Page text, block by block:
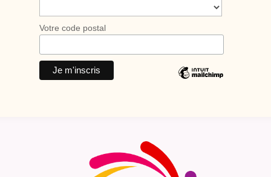
Votre code postal